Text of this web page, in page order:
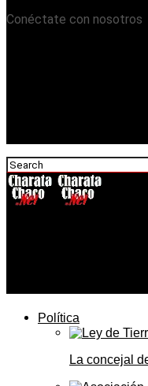
Conéctate con nosotros
Política
La concejal